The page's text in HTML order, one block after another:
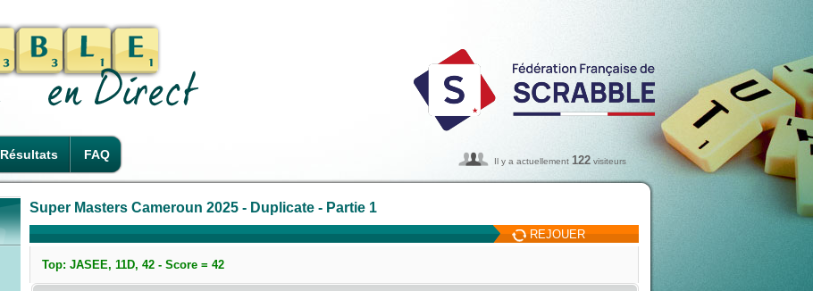
Résultats FAQ Il y a actuellement 122 visiteurs
Super Masters Cameroun 2025 - Duplicate - Partie 1
REJOUER
Top: JASEE, 11D, 42 - Score = 42